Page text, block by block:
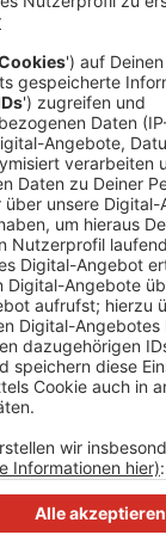
seit der
Zahl erreicht hat.
auch für die